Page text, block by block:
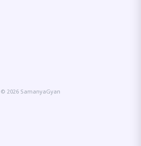
© 2026 SamanyaGyan